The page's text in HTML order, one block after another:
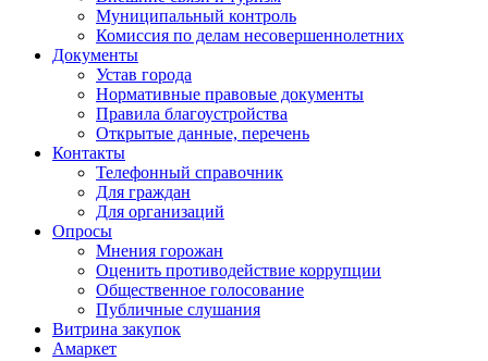
Муниципальный контроль
Комиссия по делам несовершеннолетних
Документы
Устав города
Нормативные правовые документы
Правила благоустройства
Открытые данные, перечень
Контакты
Телефонный справочник
Для граждан
Для организаций
Опросы
Мнения горожан
Оценить противодействие коррупции
Общественное голосование
Публичные слушания
Витрина закупок
Амаркет